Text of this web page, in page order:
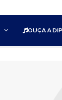
OUÇA A